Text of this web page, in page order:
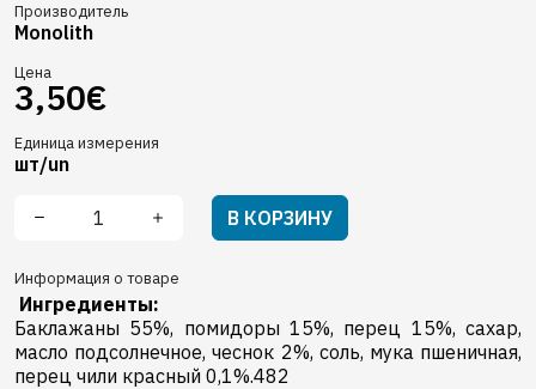
Производитель
Monolith
Цена
3,50€
Единица измерения
шт/un
В КОРЗИНУ
Информация о товаре
Ингредиенты:
Баклажаны 55%, помидоры 15%, перец 15%, сахар,
масло подсолнечное, чеснок 2%, соль, мука пшеничная,
перец чили красный 0,1%.482